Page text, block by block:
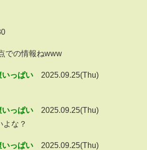
での情報ねwww
いっぱい
2025.09.25(Thu)
いっぱい
2025.09.25(Thu)
よな？
いっぱい
2025.09.25(Thu)